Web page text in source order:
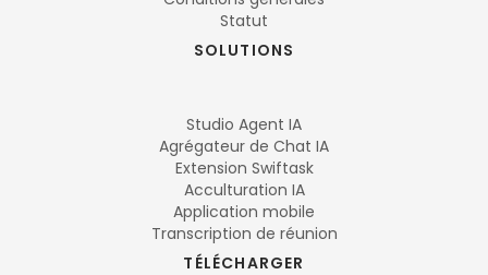
Statut
SOLUTIONS
Studio Agent IA
Agrégateur de Chat IA
Extension Swiftask
Acculturation IA
Application mobile
Transcription de réunion
TÉLÉCHARGER